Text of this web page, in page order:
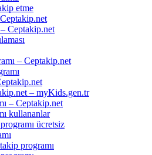
etme
Ceptakip.net
– Ceptakip.net
– myKids.gen.tr
– Ceptakip.net
kullananlar
ücretsiz
programı